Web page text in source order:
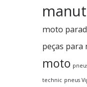
moto
peças para
moto
technic pneus